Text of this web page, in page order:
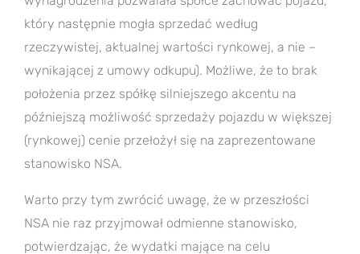
który następnie mogła sprzedać według
rzeczywistej, aktualnej wartości rynkowej, a nie –
wynikającej z umowy odkupu). Możliwe, że to brak
położenia przez spółkę silniejszego akcentu na
późniejszą możliwość sprzedaży pojazdu w większej
(rynkowej) cenie przełożył się na zaprezentowane
stanowisko NSA.
Warto przy tym zwrócić uwagę, że w przeszłości
NSA nie raz przyjmował odmienne stanowisko,
potwierdzając, że wydatki mające na celu